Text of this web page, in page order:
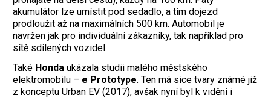
akumulátor lze umístit pod sedadlo, a tím dojezd
prodloužit až na maximálních 500 km. Automobil je
navržen jak pro individuální zákazníky, tak například pro
sítě sdílených vozidel.
Také Honda ukázala studii malého městského
elektromobilu – e Prototype. Ten má sice tvary známé již
z konceptu Urban EV (2017), avšak nyní byl k vidění i